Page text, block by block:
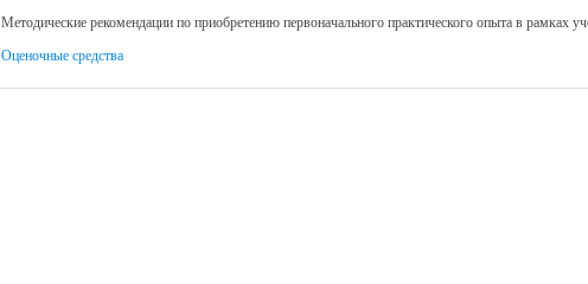
Методические рекомендации по приобретению первоначального практического опыта в рамках
Оценочные средства